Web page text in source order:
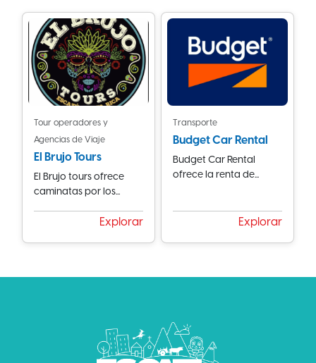
Tour operadores y
Agencias de Viaje
El Brujo Tours
El Brujo tours ofrece
caminatas por los...
Explorar
Transporte
Budget Car Rental
Budget Car Rental
ofrece la renta de...
Explorar